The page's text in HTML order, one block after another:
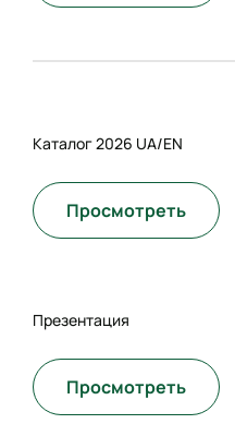
Каталог 2026 UA/EN
Просмотреть
Презентация
Просмотреть